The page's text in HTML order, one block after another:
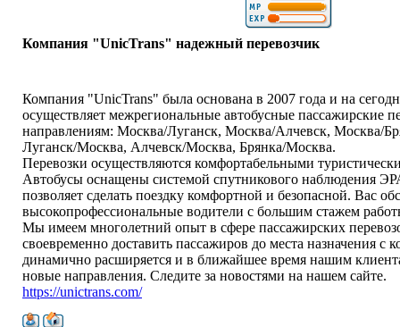
Компания "UnicTrans" надежный перевозчик
Компания "UnicTrans" была основана в 2007 года и на
осуществляет межрегиональные автобусные пассажирские
направлениям: Москва/Луганск, Москва/Алчевск, Москва/
Луганск/Москва, Алчевск/Москва, Брянка/Москва.
Перевозки осуществляются комфортабельными
Автобусы оснащены системой спутникового наблюдения
позволяет сделать поездку комфортной и безопасной. Вас
высокопрофессиональные водители с большим стажем
Мы имеем многолетний опыт в сфере пассажирских
своевременно доставить пассажиров до места назначения с
динамично расширяется и в ближайшее время нашим
новые направления. Следите за новостями на нашем сайте.
https://unictrans.com/